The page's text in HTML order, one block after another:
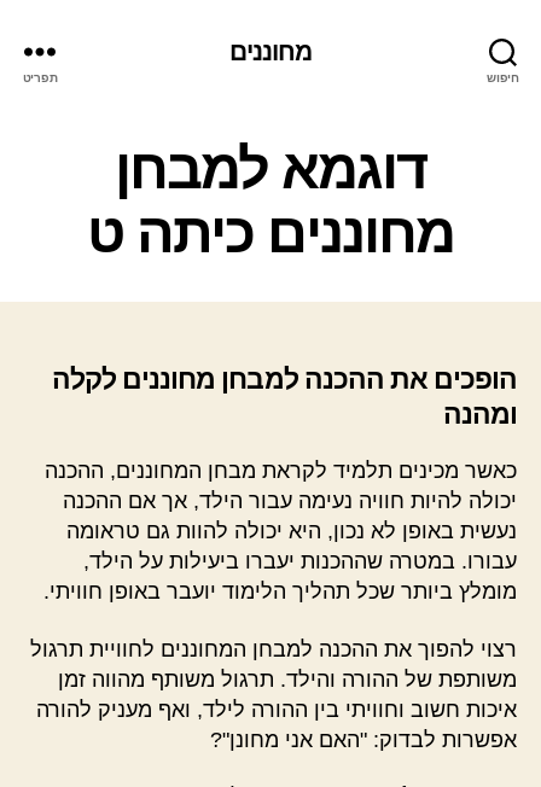
חיפוש
מחוננים
תפריט
קטגוריות
דוגמא למבחן
מחוננים כיתה ט
הופכים את ההכנה למבחן מחוננים לקלה
ומהנה
כאשר מכינים תלמיד לקראת מבחן המחוננים, ההכנה
יכולה להיות חוויה נעימה עבור הילד, אך אם ההכנה
נעשית באופן לא נכון, היא יכולה להוות גם טראומה
עבורו. במטרה שההכנות יעברו ביעילות על הילד,
מומלץ ביותר שכל תהליך הלימוד יועבר באופן חוויתי.
רצוי להפוך את ההכנה למבחן המחוננים לחוויית תרגול
משותפת של ההורה והילד. תרגול משותף מהווה זמן
איכות חשוב וחוויתי בין ההורה לילד, ואף מעניק להורה
אפשרות לבדוק: "האם אני מחונן"?